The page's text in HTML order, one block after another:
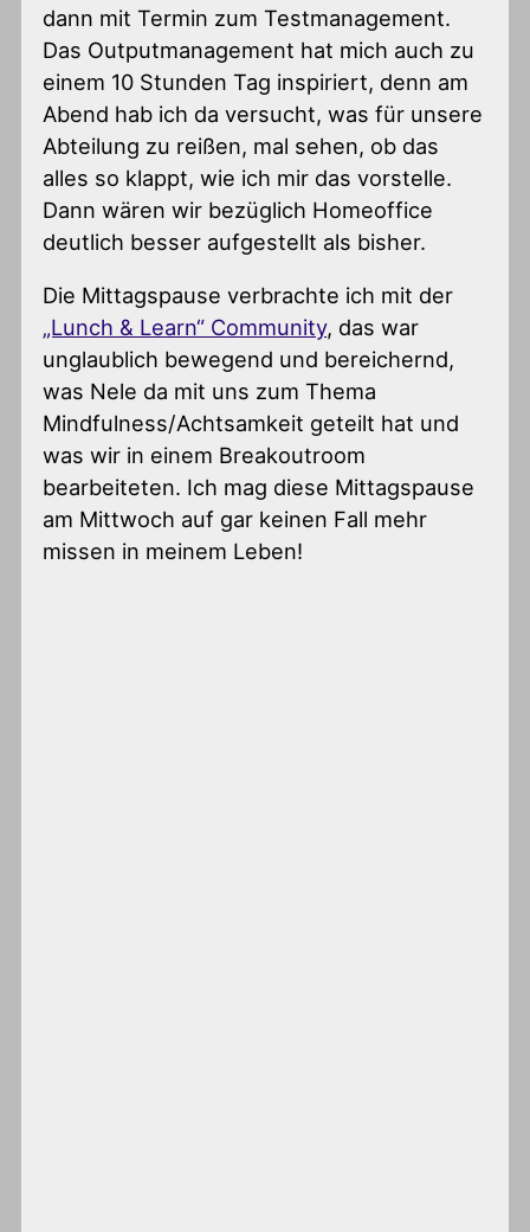
dann mit Termin zum Testmanagement.
Das Outputmanagement hat mich auch zu
einem 10 Stunden Tag inspiriert, denn am
Abend hab ich da versucht, was für unsere
Abteilung zu reißen, mal sehen, ob das
alles so klappt, wie ich mir das vorstelle.
Dann wären wir bezüglich Homeoffice
deutlich besser aufgestellt als bisher.
Die Mittagspause verbrachte ich mit der
„Lunch & Learn“ Community, das war
unglaublich bewegend und bereichernd,
was Nele da mit uns zum Thema
Mindfulness/Achtsamkeit geteilt hat und
was wir in einem Breakoutroom
bearbeiteten. Ich mag diese Mittagspause
am Mittwoch auf gar keinen Fall mehr
missen in meinem Leben!